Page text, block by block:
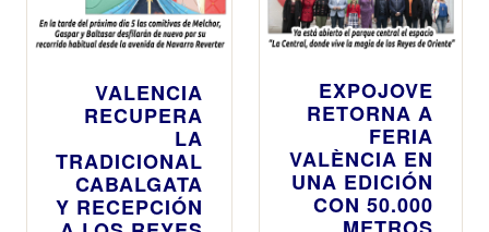
VALENCIA
RECUPERA
LA
TRADICIONAL
CABALGATA
Y RECEPCIÓN
EXPOJOVE
RETORNA A
FERIA
VALÈNCIA EN
UNA EDICIÓN
CON 50.000